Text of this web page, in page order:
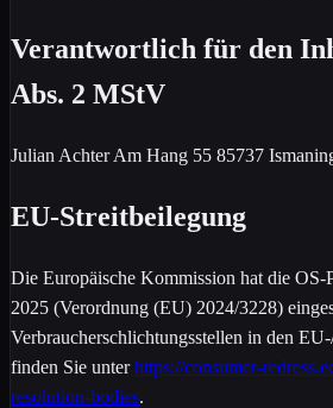
Verantwortlich für den
Abs. 2 MStV
Julian Achter Am Hang 55 85737
EU-Streitbeilegung
Die Europäische Kommission hat die OS-
2025 (Verordnung (EU) 2024/3228)
Verbraucherschlichtungsstellen in den
finden Sie unterhttps://consumer-
resolution-bodies.